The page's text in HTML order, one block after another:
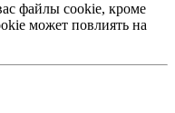
файлы cookie, кроме
может повлиять на